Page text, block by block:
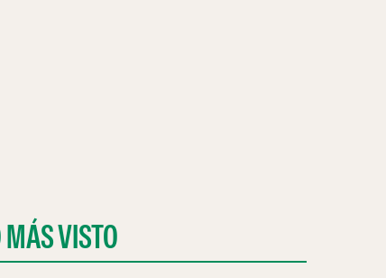
MÁS VISTO